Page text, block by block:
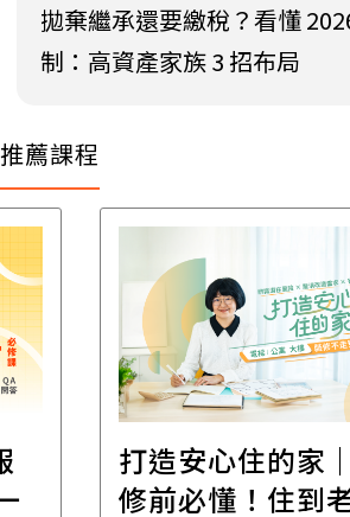
拋棄繼承還要繳稅？看懂
制：高資產家族 3 招布局
推薦課程
打造安心住的家
修前必懂！住到